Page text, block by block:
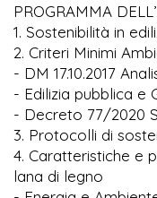
PROGRAMMA
1. Sostenibilità in
2. Criteri Minimi
- DM 17.10.2017
- Edilizia pubblica e
- Decreto 77/2020
3. Protocolli di
4. Caratteristiche e
lana di legno